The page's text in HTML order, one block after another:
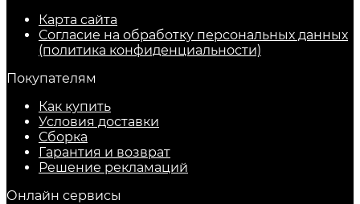
Карта сайта
Согласие на обработку персональных данных
(политика конфиденциальности)
Покупателям
Как купить
Условия доставки
Сборка
Гарантия и возврат
Решение рекламаций
Онлайн сервисы